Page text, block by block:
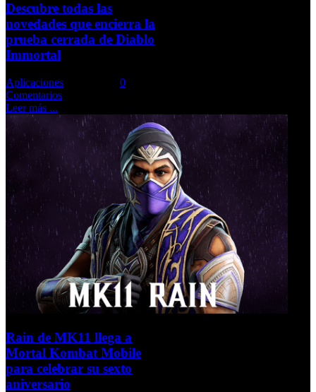
Descubre todas las
novedades que encierra la
prueba cerrada de Diablo
Immortal
Aplicaciones
0
Comentarios
Leer más ...
Rain de MK11 llega a
Mortal Kombat Mobile
para celebrar su sexto
aniversario